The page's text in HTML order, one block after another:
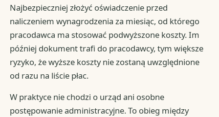
Najbezpieczniej złożyć oświadczenie przed
naliczeniem wynagrodzenia za miesiąc, od którego
pracodawca ma stosować podwyższone koszty. Im
później dokument trafi do pracodawcy, tym większe
ryzyko, że wyższe koszty nie zostaną uwzględnione
od razu na liście płac.
W praktyce nie chodzi o urząd ani osobne
postępowanie administracyjne. To obieg między